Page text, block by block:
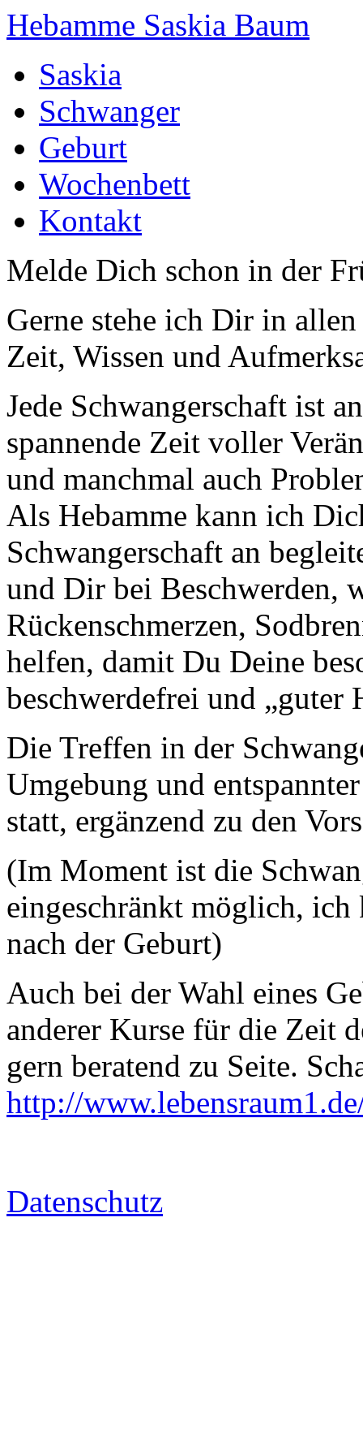
Hebamme Saskia Baum
Saskia
Schwanger
Geburt
Wochenbett
Kontakt
Melde Dich schon in der
Gerne stehe ich Dir in
Zeit, Wissen und
Jede Schwangerschaft ist
spannende Zeit voller
und manchmal auch
Als Hebamme kann ich
Schwangerschaft an
und Dir bei Beschwerden,
Rückenschmerzen,
helfen, damit Du Deine
beschwerdefrei und
Die Treffen in der
Umgebung und
statt, ergänzend zu den
(Im Moment ist die
eingeschränkt möglich,
nach der Geburt)
Auch bei der Wahl eines
anderer Kurse für die Zeit
gern beratend zu Seite.
http://
Datenschutz